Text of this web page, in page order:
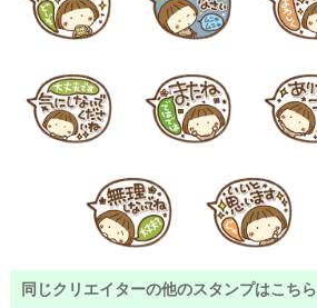
同じクリエイターの他のスタンプはこちら